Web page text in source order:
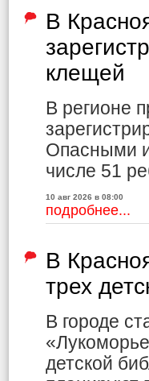
В
клещей
В регионе
Опасными
числе 51
10 авг 2026 в 08:00
подробнее...
В
трех
В городе
детской